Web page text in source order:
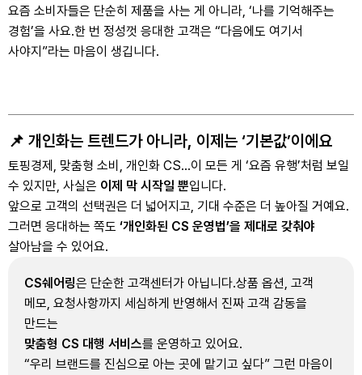
요즘 소비자들은 단순히 제품을 사는 게 아니라, ‘나를 기억해주는
경험’을 사요.한 번 정성껏 응대한 고객은 “다음에도 여기서
사야지”라는 마음이 생깁니다.
📌 개인화는 트렌드가 아니라, 이제는 ‘기본값’이에요
토핑경제, 맞춤형 소비, 개인화 CS…이 모든 게 ‘요즘 유행’처럼 보일
수 있지만, 사실은 이제 막 시작일 뿐입니다.
앞으로 고객의 선택권은 더 넓어지고, 기대 수준은 더 높아질 거예요.
그러면 응대하는 쪽도 ‘개인화된 CS 운영법’을 제대로 갖춰야
살아남을 수 있어요.
CS쉐어링은 단순한 고객센터가 아닙니다.상품 옵션, 고객
메모, 요청사항까지 세심하게 반영해서 진짜 고객 감동을
만드는
맞춤형 CS 대행 서비스를 운영하고 있어요.
“우리 브랜드를 진심으로 아는 곳에 맡기고 싶다” 그런 마음이